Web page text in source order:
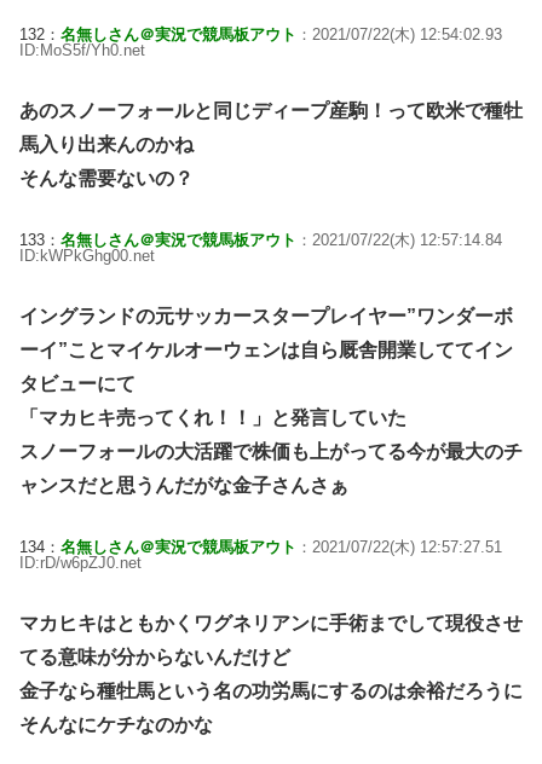
132： 名無しさん＠実況で競馬板アウト ：2021/07/22(木) 12:54:02.93
ID:MoS5f/Yh0.net
あのスノーフォールと同じディープ産駒！って欧米で種牡
馬入り出来んのかね
そんな需要ないの？
133： 名無しさん＠実況で競馬板アウト ：2021/07/22(木) 12:57:14.84
ID:kWPkGhg00.net
イングランドの元サッカースタープレイヤー”ワンダーボ
ーイ”ことマイケルオーウェンは自ら厩舎開業しててイン
タビューにて
「マカヒキ売ってくれ！！」と発言していた
スノーフォールの大活躍で株価も上がってる今が最大のチ
ャンスだと思うんだがな金子さんさぁ
134： 名無しさん＠実況で競馬板アウト ：2021/07/22(木) 12:57:27.51
ID:rD/w6pZJ0.net
マカヒキはともかくワグネリアンに手術までして現役させ
てる意味が分からないんだけど
金子なら種牡馬という名の功労馬にするのは余裕だろうに
そんなにケチなのかな